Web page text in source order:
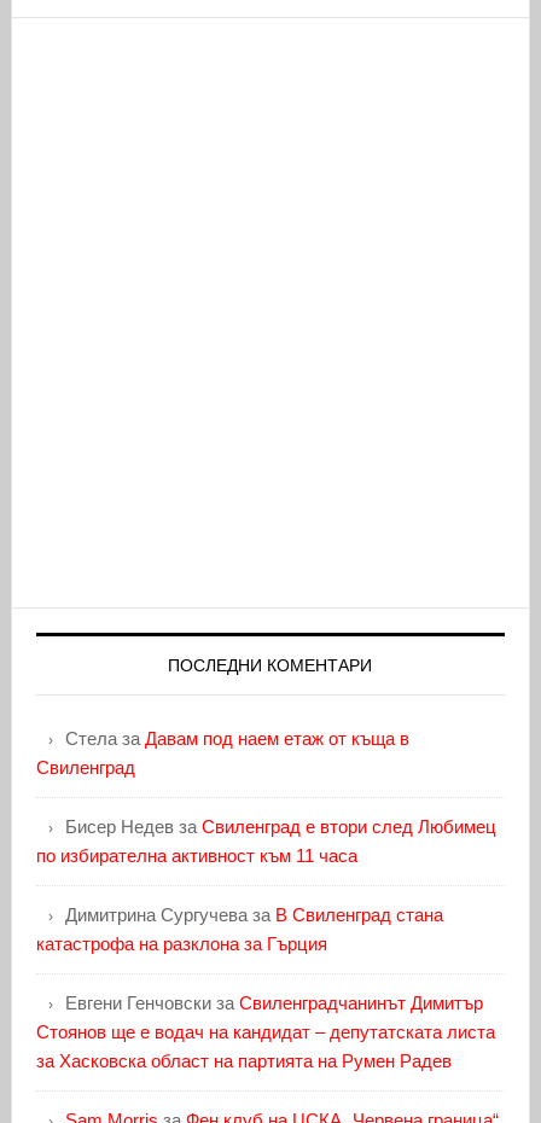
ПОСЛЕДНИ КОМЕНТАРИ
Стелаза Давам под наем етаж от къща в
Свиленград
Бисер Недевза Свиленград е втори след Любимец
по избирателна активност към 11 часа
Димитрина Сургучеваза В Свиленград стана
катастрофа на разклона за Гърция
Евгени Генчовскиза Свиленградчанинът Димитър
Стоянов ще е водач на кандидат – депутатската листа
за Хасковска област на партията на Румен Радев